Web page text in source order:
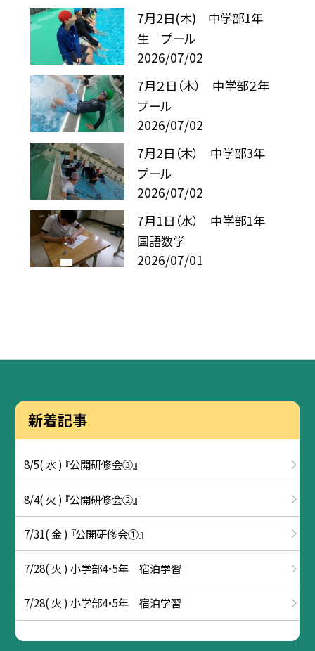
7月2日(木) 中学部1年
生 プール
2026/07/02
7月２日（木） 中学部２年
プール
2026/07/02
7月2日（木） 中学部3年
プール
2026/07/02
7月1日（水） 中学部1年
国語数学
2026/07/01
新着記事
8/5( 水 ) 『公開研修会③』
8/4( 火 ) 『公開研修会②』
7/31( 金 ) 『公開研修会①』
7/28( 火 ) 小学部4・5年 宿泊学習
7/28( 火 ) 小学部4・5年 宿泊学習